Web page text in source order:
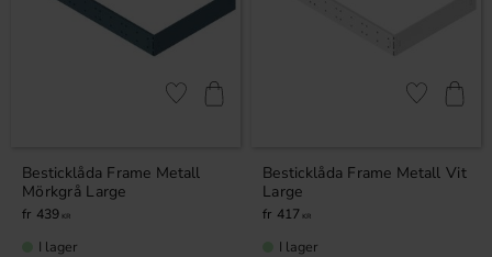
Besticklåda Frame Metall
Mörkgrå Large
439 KR
Lägg till i favoriter
I lager
Besticklåda Frame Metall Vit
Large
417 KR
Lägg till i
I lager